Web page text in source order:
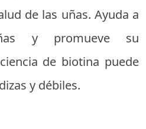
de las uñas. Ayuda a
y promueve su
de biotina puede
y débiles.